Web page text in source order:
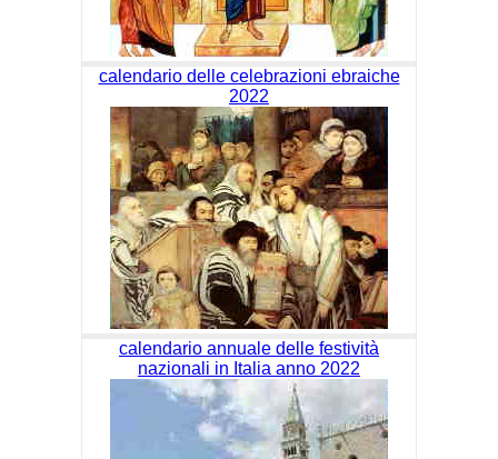
calendario delle celebrazioni ebraiche
2022
calendario annuale delle festività
nazionali in Italia anno 2022